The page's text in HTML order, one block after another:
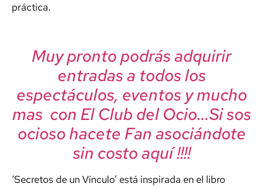
práctica.
Muy pronto podrás adquirir
entradas a todos los
espectáculos, eventos y mucho
mas con El Club del Ocio…Si sos
ocioso hacete Fan asociándote
sin costo aquí !!!!
‘Secretos de un Vínculo’ está inspirada en el libro